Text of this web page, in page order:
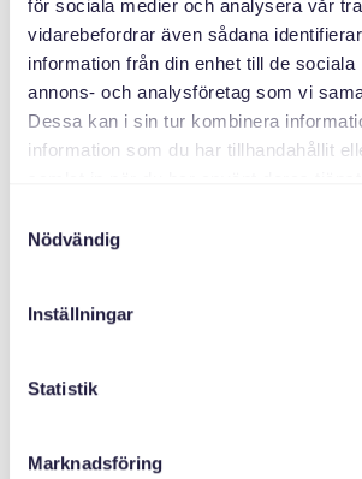
för sociala medier och analysera vår
vidarebefordrar även sådana
information från din enhet till de sociala
annons- och analysföretag som vi
Dessa kan i sin tur kombinera
information som du har tillhandahållit
Nödvändig
Inställningar
Statistik
Marknadsföring
Christer Andersson arbetar sedan
sälj generellt samt sponsring och
branscher däribland kopplade till
kultur, idrott och idéburen sektor.